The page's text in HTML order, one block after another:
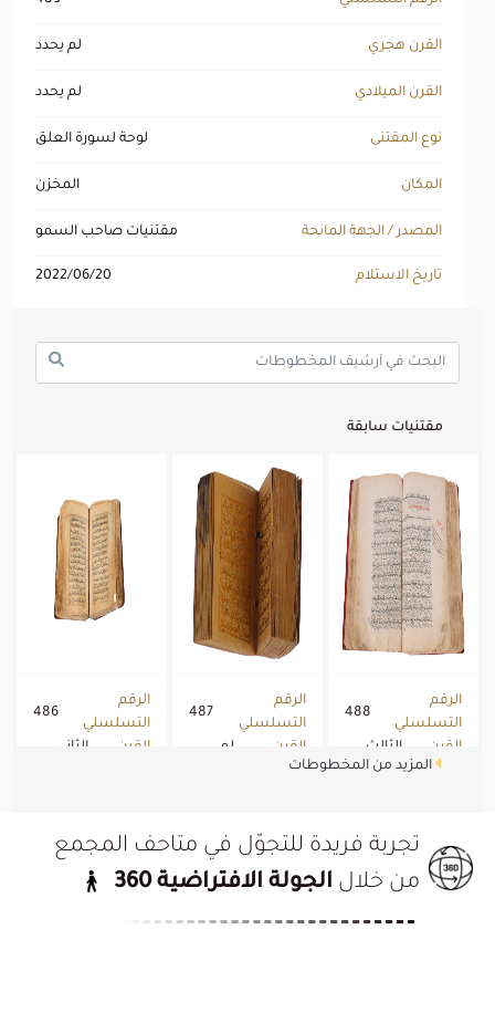
لم يحدد القرن هجري
لم يحدد القرن الميلادي
لوحة لسورة العلق نوع المقتنى
المخزن المكان
مقتنيات صاحب السمو المصدر / الجهة المانحة
2022/06/20 تاريخ الاستلام
مقتنيات سابقة
488
الرقم
التسلسلي
الثالث
عشر
القرن
هجري
487
الرقم
التسلسلي
لم
القرن
هجري
486
الرقم
التسلسلي
الثاني
القرن
المزيد من المخطوطات
تجربة فريدة للتجوّل في متاحف المجمع
من خلال الجولة الافتراضية 360